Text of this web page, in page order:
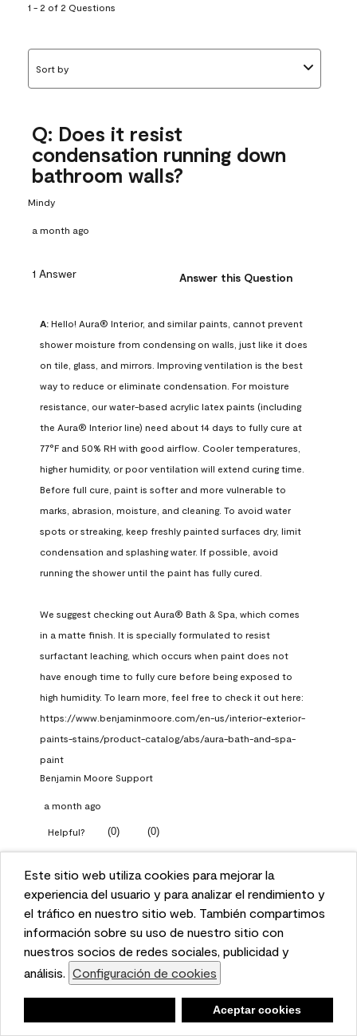
This website uses cookies to enhance user experience
and to analyze performance and traffic on our website.
We also share information about your use of our site
with our social media, advertising, and analytics
partners. Cookie Settings
Accept Cookies
Este sitio web utiliza cookies para mejorar la
experiencia del usuario y para analizar el rendimiento y
el tráfico en nuestro sitio web. También compartimos
información sobre su uso de nuestro sitio con
nuestros socios de redes sociales, publicidad y
análisis. Configuración de cookies
Aceptar cookies
1 - 2 of 2 Questions
Sort by
Q: Does it resist
condensation running down
bathroom walls?
Mindy
a month ago
1 Answer Answer this Question
A: Hello! Aura® Interior, and similar paints, cannot prevent
shower moisture from condensing on walls, just like it does
on tile, glass, and mirrors. Improving ventilation is the best
way to reduce or eliminate condensation. For moisture
resistance, our water-based acrylic latex paints (including
the Aura® Interior line) need about 14 days to fully cure at
77°F and 50% RH with good airflow. Cooler temperatures,
higher humidity, or poor ventilation will extend curing time.
Before full cure, paint is softer and more vulnerable to
marks, abrasion, moisture, and cleaning. To avoid water
spots or streaking, keep freshly painted surfaces dry, limit
condensation and splashing water. If possible, avoid
running the shower until the paint has fully cured.
We suggest checking out Aura® Bath & Spa, which comes
in a matte finish. It is specially formulated to resist
surfactant leaching, which occurs when paint does not
have enough time to fully cure before being exposed to
high humidity. To learn more, feel free to check it out here:
https://www.benjaminmoore.com/en-us/interior-exterior-
paints-stains/product-catalog/abs/aura-bath-and-spa-
paint
Benjamin Moore Support
a month ago
Helpful? (0) (0)
Q: What Aura paint color
should I use in north facing
entryway?
a month ago